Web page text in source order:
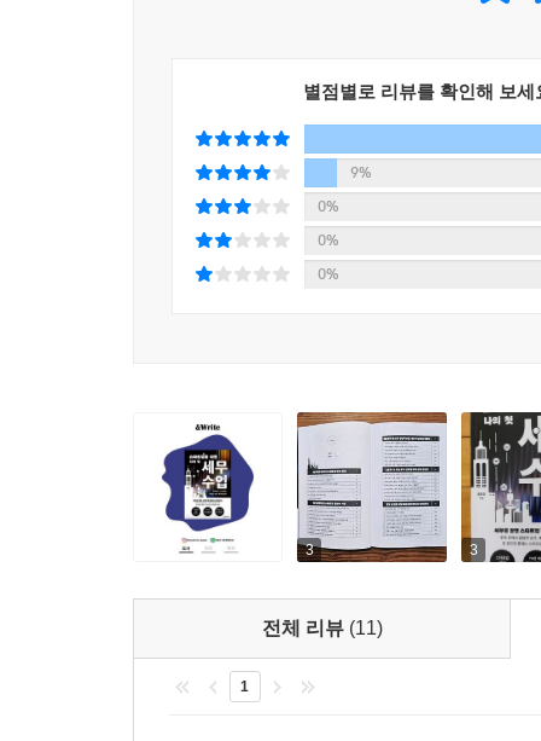
권은 변리사의 영역이다. 노무사는 노동법 전문
무와 겹친다. 하지만 근로계약서 작성, 해고, 징
스타트업의 경우 다양한 분야의 전문가를 만날
문의하기도 한다. 물론 세무사에게 답변을 받을
렇다면 동일한 수수료를 내고 세무사를 200% 활
이기에 급여를 받으면 근로소득이 발생한다. 또
해 개인소득세에 대한 이해가 필요하다. 소득세
고 해서 소득을 합산하여 세금을 계산해야 한다.
--- p.53
하게 편법이나 탈세 행위를 하면 세무 리스크를
한다. 세법이 어렵고 복잡해 보이지만 그 본질은
가가치세라고 했는데, 법인세, 소득세는 발생한
따라서 소득세와 부가가치세의 세금 계산 구조
별점별로 리뷰를 확인해 보세
9%
0%
0%
0%
3 3
전체 리뷰 (11)
1